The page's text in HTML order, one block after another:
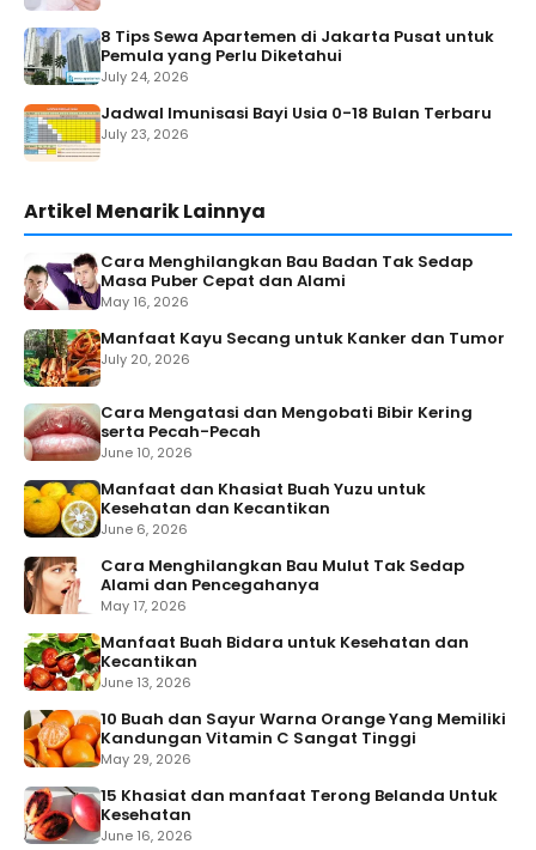
8 Tips Sewa Apartemen di Jakarta Pusat untuk
Pemula yang Perlu Diketahui
July 24, 2026
Jadwal Imunisasi Bayi Usia 0-18 Bulan Terbaru
July 23, 2026
Artikel Menarik Lainnya
Cara Menghilangkan Bau Badan Tak Sedap
Masa Puber Cepat dan Alami
May 16, 2026
Manfaat Kayu Secang untuk Kanker dan Tumor
July 20, 2026
Cara Mengatasi dan Mengobati Bibir Kering
serta Pecah-Pecah
June 10, 2026
Manfaat dan Khasiat Buah Yuzu untuk
Kesehatan dan Kecantikan
June 6, 2026
Cara Menghilangkan Bau Mulut Tak Sedap
Alami dan Pencegahanya
May 17, 2026
Manfaat Buah Bidara untuk Kesehatan dan
Kecantikan
June 13, 2026
10 Buah dan Sayur Warna Orange Yang Memiliki
Kandungan Vitamin C Sangat Tinggi
May 29, 2026
15 Khasiat dan manfaat Terong Belanda Untuk
Kesehatan
June 16, 2026